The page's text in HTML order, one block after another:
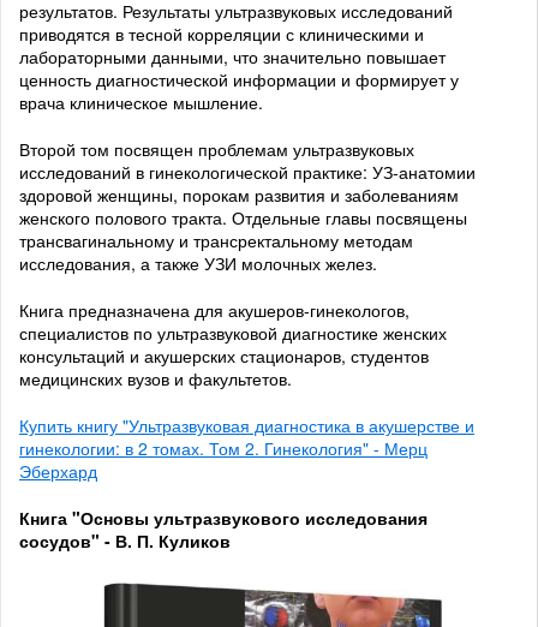
результатов. Результаты ультразвуковых исследований
приводятся в тесной корреляции с клиническими и
лабораторными данными, что значительно повышает
ценность диагностической информации и формирует у
врача клиническое мышление.
Второй том посвящен проблемам ультразвуковых
исследований в гинекологической практике: УЗ-анатомии
здоровой женщины, порокам развития и заболеваниям
женского полового тракта. Отдельные главы посвящены
трансвагинальному и трансректальному методам
исследования, а также УЗИ молочных желез.
Книга предназначена для акушеров-гинекологов,
специалистов по ультразвуковой диагностике женских
консультаций и акушерских стационаров, студентов
медицинских вузов и факультетов.
Купить книгу "Ультразвуковая диагностика в акушерстве и
гинекологии: в 2 томах. Том 2. Гинекология" - Мерц
Эберхард
Книга "Основы ультразвукового исследования
сосудов" - В. П. Куликов